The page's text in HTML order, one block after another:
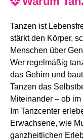
Tanzen ist
stärkt den Körper,
Menschen über
Wer regelmäßig
das Gehirn und
Tanzen das
Miteinander – ob
Im Tanzcenter
Erwachsene, wie
ganzheitlichen